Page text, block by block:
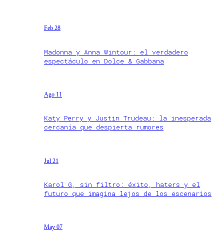
Feb 28
Madonna y Anna Wintour: el verdadero
espectáculo en Dolce & Gabbana
Ago 11
Katy Perry y Justin Trudeau: la inesperada
cercanía que despierta rumores
Jul 21
Karol G, sin filtro: éxito, haters y el
futuro que imagina lejos de los escenarios
May 07